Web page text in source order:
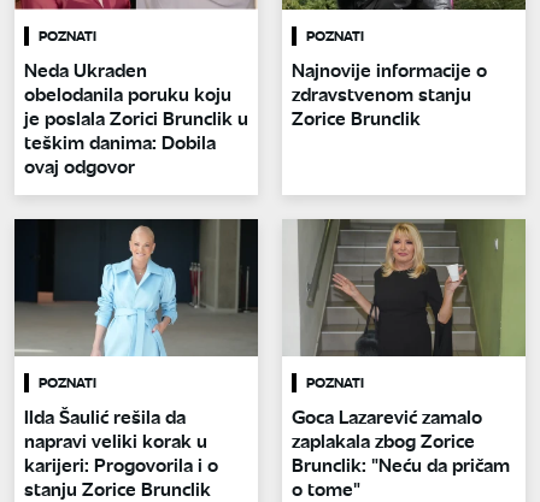
POZNATI
Neda Ukraden
obelodanila poruku koju
je poslala Zorici Brunclik u
teškim danima: Dobila
ovaj odgovor
POZNATI
Najnovije informacije o
zdravstvenom stanju
Zorice Brunclik
POZNATI
Ilda Šaulić rešila da
napravi veliki korak u
karijeri: Progovorila i o
stanju Zorice Brunclik
POZNATI
Goca Lazarević zamalo
zaplakala zbog Zorice
Brunclik: "Neću da pričam
o tome"